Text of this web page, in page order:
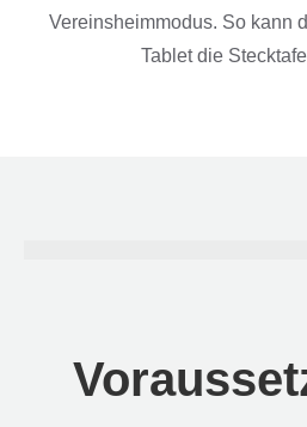
Vereinsheimmodus. So kann
Tablet die